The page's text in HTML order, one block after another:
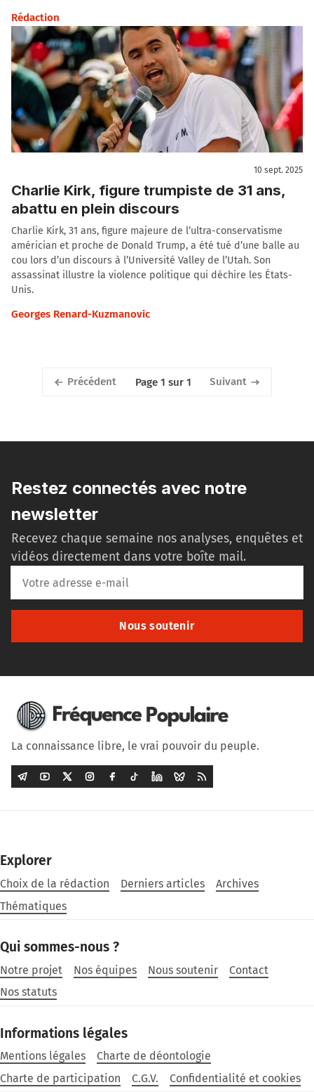
Rédaction
10 sept. 2025
Charlie Kirk, figure trumpiste de 31 ans,
abattu en plein discours
Charlie Kirk, 31 ans, figure majeure de l’ultra-conservatisme
américian et proche de Donald Trump, a été tué d’une balle au
cou lors d’un discours à l’Université Valley de l’Utah. Son
assassinat illustre la violence politique qui déchire les États-
Unis.
Georges Renard-Kuzmanovic
Précédent Page 1 sur 1 Suivant
Restez connectés avec notre
newsletter
Recevez chaque semaine nos analyses, enquêtes et
vidéos directement dans votre boîte mail.
Nous soutenir
La connaissance libre, le vrai pouvoir du peuple.
Explorer
Choix de la rédaction Derniers articles
Archives
Thématiques
Qui sommes-nous ?
Notre projet Nos équipes Nous soutenir
Contact
Nos statuts
Informations légales
Mentions légales
Charte de déontologie
Charte de participation
C.G.V. Confidentialité et cookies